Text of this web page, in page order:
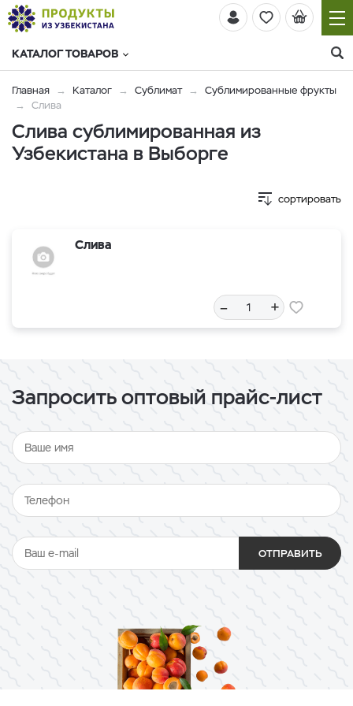
КАТАЛОГ ТОВАРОВ
Главная Каталог Сублимат
Сублимированные фрукты
Слива
Слива сублимированная из
Узбекистана в Выборге
сортировать
Слива
– +
Запросить оптовый прайс-лист
ОТПРАВИТЬ